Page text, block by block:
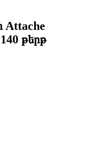
թերթ